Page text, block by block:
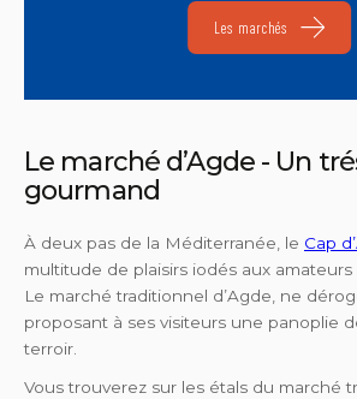
Les marchés
Le marché d’Agde - Un
gourmand
À deux pas de la Méditerranée, le Cap
multitude de plaisirs iodés aux amateurs
Le marché traditionnel d’Agde, ne
proposant à ses visiteurs une panoplie
terroir.
Vous trouverez sur les étals du marché